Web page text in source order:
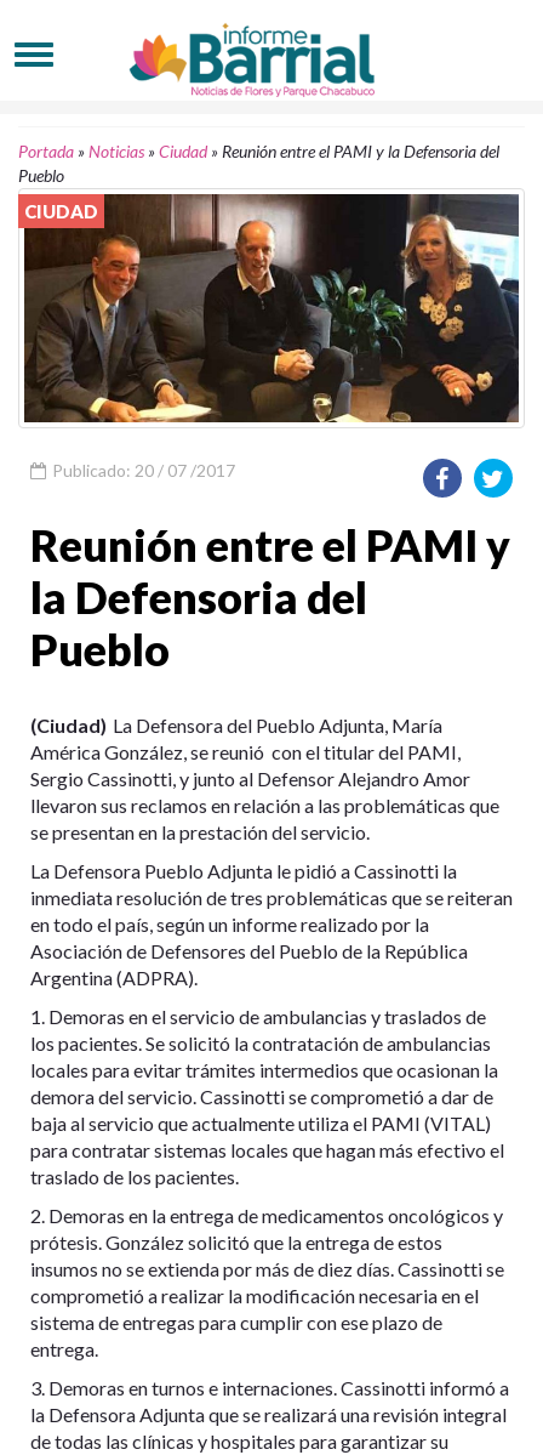
Portada »Noticias »Ciudad» Reunión entre el PAMI y la Defensoria del
Pueblo
CIUDAD
Publicado: 20 / 07 /2017
Reunión entre el PAMI y
la Defensoria del
Pueblo
(Ciudad) La Defensora del Pueblo Adjunta, María
América González, se reunió con el titular del PAMI,
Sergio Cassinotti, y junto al Defensor Alejandro Amor
llevaron sus reclamos en relación a las problemáticas que
se presentan en la prestación del servicio.
La Defensora Pueblo Adjunta le pidió a Cassinotti la
inmediata resolución de tres problemáticas que se reiteran
en todo el país, según un informe realizado por la
Asociación de Defensores del Pueblo de la República
Argentina (ADPRA).
1. Demoras en el servicio de ambulancias y traslados de
los pacientes. Se solicitó la contratación de ambulancias
locales para evitar trámites intermedios que ocasionan la
demora del servicio. Cassinotti se comprometió a dar de
baja al servicio que actualmente utiliza el PAMI (VITAL)
para contratar sistemas locales que hagan más efectivo el
traslado de los pacientes.
2. Demoras en la entrega de medicamentos oncológicos y
prótesis. González solicitó que la entrega de estos
insumos no se extienda por más de diez días. Cassinotti se
comprometió a realizar la modificación necesaria en el
sistema de entregas para cumplir con ese plazo de
entrega.
3. Demoras en turnos e internaciones. Cassinotti informó a
la Defensora Adjunta que se realizará una revisión integral
de todas las clínicas y hospitales para garantizar su